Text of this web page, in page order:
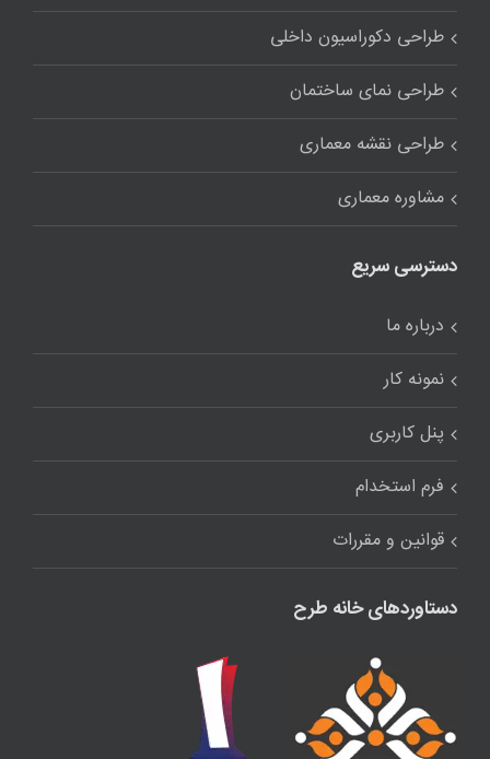
طراحی دکوراسیون داخلی
طراحی نمای ساختمان
طراحی نقشه معماری
مشاوره معماری
دسترسی سریع
درباره ما
نمونه کار
پنل کاربری
فرم استخدام
قوانین و مقررات
دستاوردهای خانه طرح